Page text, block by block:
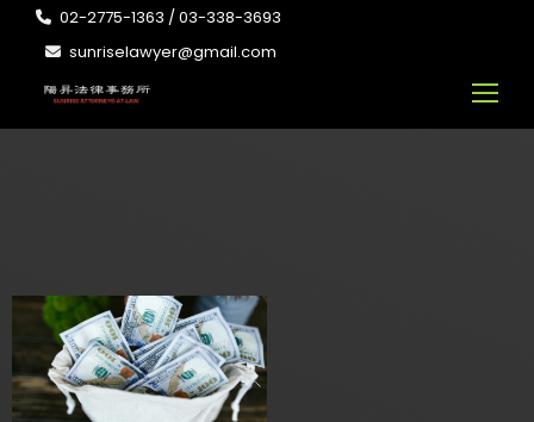
02-2775-1363 / 03-338-3693
sunriselawyer@gmail.com